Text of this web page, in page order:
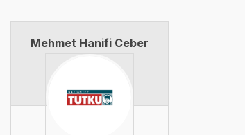
Mehmet Hanifi Ceber